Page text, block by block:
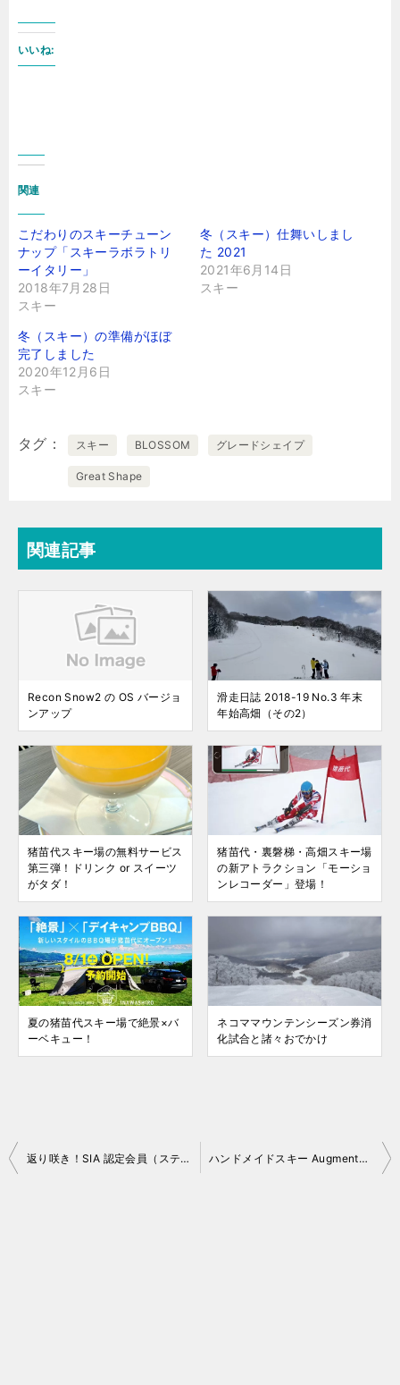
いいね:
関連
こだわりのスキーチューン
ナップ「スキーラボラトリ
ーイタリー」
2018年7月28日
スキー
冬（スキー）仕舞いしまし
た 2021
2021年6月14日
スキー
冬（スキー）の準備がほぼ
完了しました
2020年12月6日
スキー
タグ スキー BLOSSOM グレードシェイプ
Great Shape
関連記事
Recon Snow2 の OS バージョ
ンアップ
滑走日誌 2018-19 No.3 年末
年始高畑（その2）
猪苗代スキー場の無料サービス
第三弾！ドリンク or スイーツ
がタダ！
猪苗代・裏磐梯・高畑スキー場
の新アトラクション「モーショ
ンレコーダー」登場！
夏の猪苗代スキー場で絶景×バ
ーベキュー！
ネコママウンテンシーズン券消
化試合と諸々おでかけ
投
返り咲き！SIA 認定会員（ステージⅠ）になりました ハンドメイドスキー Augment（オーグメント）導入！（ワタシじゃないですが……）